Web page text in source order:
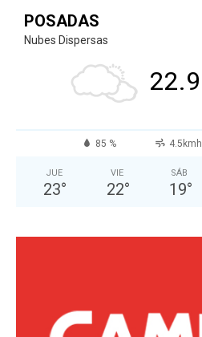
POSADAS
Nubes Dispersas
22.9
85 % 4.5kmh
JUE
23°
VIE
22°
SÁB
19°